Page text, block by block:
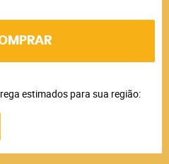
estimados para sua região: